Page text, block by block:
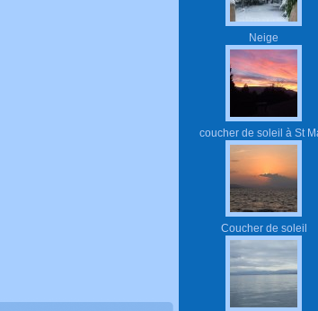
Neige
coucher de soleil à St
Coucher de soleil